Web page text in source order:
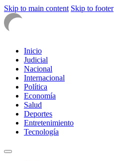
Skip to main content Skip to footer
Inicio
Judicial
Nacional
Internacional
Política
Economía
Salud
Deportes
Entretenimiento
Tecnología